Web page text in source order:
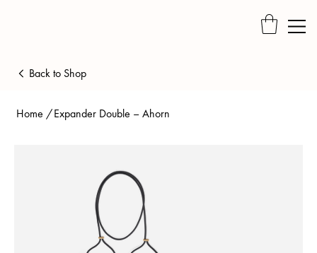
Home /Expander Double – Ahorn
Back to Shop